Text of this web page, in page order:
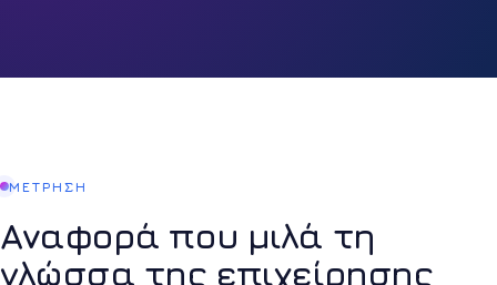
ΜΕΤΡΗΣΗ
Αναφορά που μιλά τη
γλώσσα της επιχείρησης